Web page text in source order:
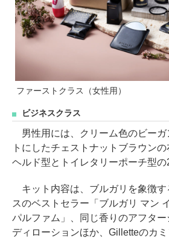
ファーストクラス（女性用）
ビジネスクラス
男性用には、クリーム色のビーガ
トにしたチェストナットブラウン
ヘルド型とトイレタリーポーチ型の
キット内容は、ブルガリを象徴す
スのベストセラー「ブルガリ マン
パルファム」、同じ香りのアフタ
ディローションほか、Gilletteのカ